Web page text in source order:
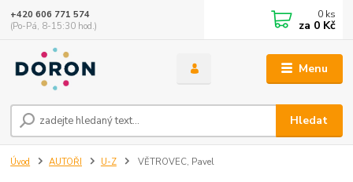
Menu
Hledat
+420 606 771 574
(Po-Pá, 8-15:30 hod.)
0 ks
za 0 Kč
Úvod AUTOŘI U-Z VĚTROVEC, Pavel